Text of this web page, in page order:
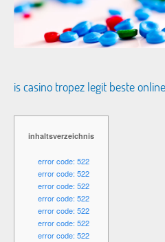
is casino tropez legit beste
inhaltsverzeichnis
error code: 522
error code: 522
error code: 522
error code: 522
error code: 522
error code: 522
error code: 522